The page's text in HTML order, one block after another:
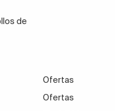
de
Ofertas
Ofertas